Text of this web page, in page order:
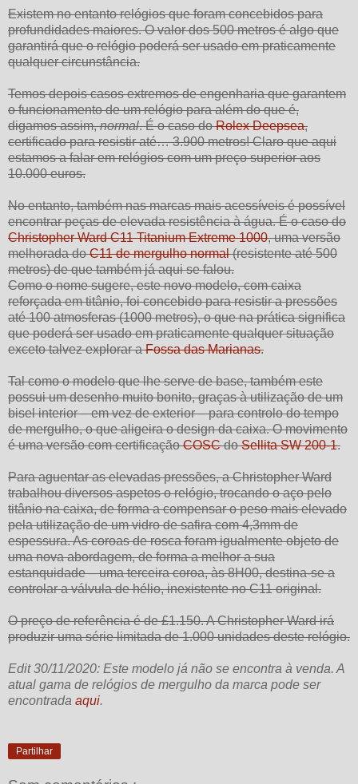
Existem no entanto relógios que foram concebidos para
profundidades maiores. O valor dos 500 metros é algo que
garantirá que o relógio poderá ser usado em praticamente
qualquer circunstância.
Temos depois casos extremos de engenharia que garantem
o funcionamento de um relógio para além do que é,
digamos assim,normal. É o caso doRolex Deepsea,
certificado para resistir até… 3.900 metros! Claro que aqui
estamos a falar em relógios com um preço superior aos
10.000 euros.
No entanto, também nas marcas mais acessíveis é possível
encontrar peças de elevada resistência à água. É o caso do
Christopher Ward C11 Titanium Extreme 1000, uma versão
melhorada doC11 de mergulho normal(resistente até 500
metros) de que também já aqui se falou.
Como o nome sugere, este novo modelo, com caixa
reforçada em titânio, foi concebido para resistir a pressões
até 100 atmosferas (1000 metros), o que na prática significa
que poderá ser usado em praticamente qualquer situação
exceto talvez explorar aFossa das Marianas.
Tal como o modelo que lhe serve de base, também este
possui um desenho muito bonito, graças à utilização de um
bisel interior – em vez de exterior – para controlo do tempo
de mergulho, o que aligeira o design da caixa. O movimento
é uma versão com certificaçãoCOSCdoSellita SW 200-1.
Para aguentar as elevadas pressões, a Christopher Ward
trabalhou diversos aspetos o relógio, trocando o aço pelo
titânio na caixa, de forma a compensar o peso mais elevado
pela utilização de um vidro de safira com 4,3mm de
espessura. As coroas de rosca foram igualmente objeto de
uma nova abordagem, de forma a melhor a sua
estanquidade – uma terceira coroa, às 8H00, destina-se a
controlar a válvula de hélio, inexistente no C11 original.
O preço de referência é de £1.150. A Christopher Ward irá
produzir uma série limitada de 1.000 unidades deste relógio.
Edit 30/11/2020: Este modelo já não se encontra à venda. A
atual gama de relógios de mergulho da marca pode ser
encontrada aqui.
Partilhar